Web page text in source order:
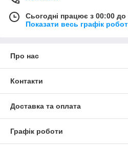
Сьогодні працює з 00:00 до
Показати весь графік
Про нас
Контакти
Доставка та оплата
Графік роботи